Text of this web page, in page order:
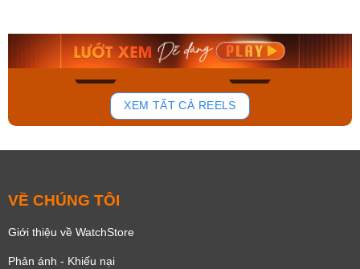
136
Mua ngay Mua ngay
XEM TẤT CẢ REELS
VỀ CHÚNG TÔI
Giới thiệu về WatchStore
Phản ánh - Khiếu nại